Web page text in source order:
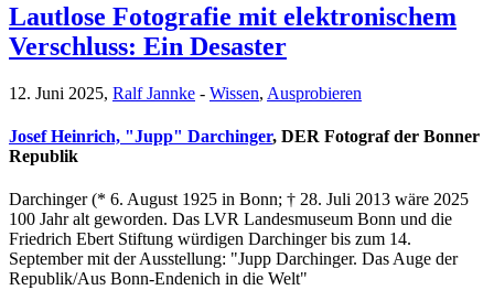
Lautlose Fotografie mit elektronischem
Verschluss: Ein Desaster
12. Juni 2025, Ralf Jannke - Wissen, Ausprobieren
Josef Heinrich, "Jupp" Darchinger, DER Fotograf der Bonner
Republik
Darchinger (* 6. August 1925 in Bonn; † 28. Juli 2013 wäre 2025
100 Jahr alt geworden. Das LVR Landesmuseum Bonn und die
Friedrich Ebert Stiftung würdigen Darchinger bis zum 14.
September mit der Ausstellung: "Jupp Darchinger. Das Auge der
Republik/Aus Bonn-Endenich in die Welt"